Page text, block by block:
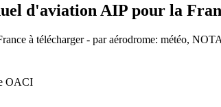
d'aviation AIP pour la
à télécharger - par aérodrome: météo,
OACI